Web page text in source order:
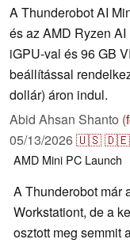
A Thunderobot AI
és az AMD Ryzen
iGPU-val és 96 GB
beállítással
dollár) áron indul.
Abid Ahsan Shanto (
05/13/2026🇺🇸🇩🇪
AMD Mini PC Launch
A Thunderobot már
Workstationt, de a
osztott meg semmit